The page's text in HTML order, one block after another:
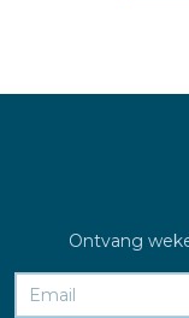
Ontvang